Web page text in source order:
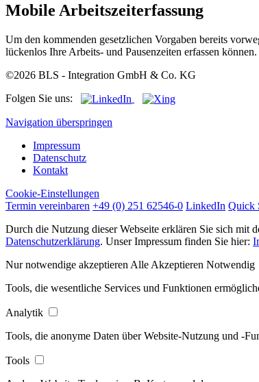
Mobile Arbeitszeiterfassung
Um den kommenden gesetzlichen Vorgaben bereits
lückenlos Ihre Arbeits- und Pausenzeiten erfassen
©2026 BLS - Integration GmbH & Co. KG
Folgen Sie uns:
Navigation überspringen
Impressum
Datenschutz
Kontakt
Cookie-Einstellungen
Termin vereinbaren +49 (0) 251 62546-0 LinkedIn Quick
Durch die Nutzung dieser Webseite erklären Sie sich mit
Datenschutzerklärung. Unser Impressum finden Sie hier:
Nur notwendige akzeptieren Alle Akzeptieren Notwendig
Tools, die wesentliche Services und Funktionen
Analytik
Tools, die anonyme Daten über Website-Nutzung und -
Tools